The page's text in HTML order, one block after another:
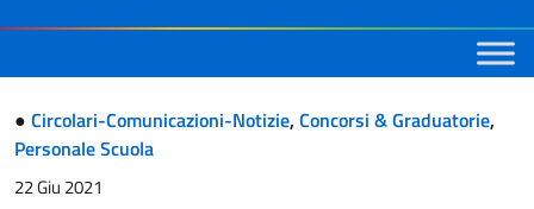
● Circolari-Comunicazioni-Notizie, Concorsi & Graduatorie,
Personale Scuola
22 Giu 2021